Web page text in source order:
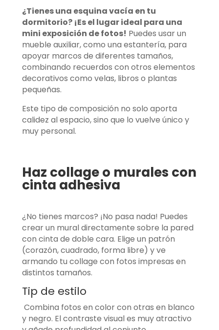
¿Tienes una esquina vacía en tu
dormitorio? ¡Es el lugar ideal para una
mini exposición de fotos! Puedes usar un
mueble auxiliar, como una estantería, para
apoyar marcos de diferentes tamaños,
combinando recuerdos con otros elementos
decorativos como velas, libros o plantas
pequeñas.
Este tipo de composición no solo aporta
calidez al espacio, sino que lo vuelve único y
muy personal.
Haz collage o murales con
cinta adhesiva
¿No tienes marcos? ¡No pasa nada! Puedes
crear un mural directamente sobre la pared
con cinta de doble cara. Elige un patrón
(corazón, cuadrado, forma libre) y ve
armando tu collage con fotos impresas en
distintos tamaños.
Tip de estilo
Combina fotos en color con otras en blanco
y negro. El contraste visual es muy atractivo